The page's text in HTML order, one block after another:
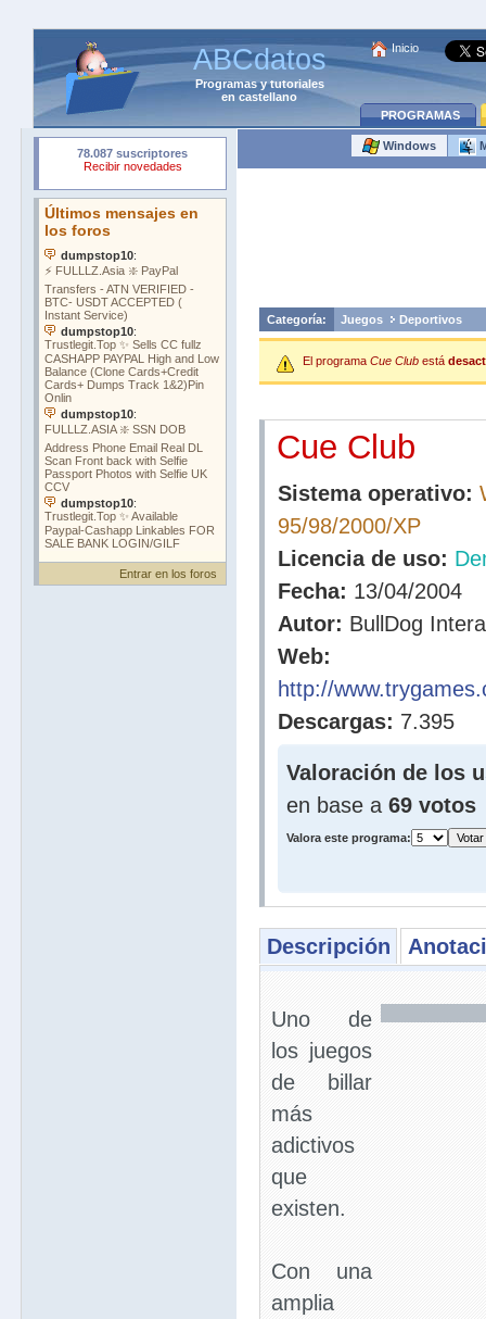
ABCdatos
Programasytutoriales
en castellano
Inicio
PROGRAMAS
Entrar en los foros
Windows
Categoría: Juegos Deportivos
El programa Cue Club está
Cue Club
Sistema operativo:
95/98/2000/XP
Licencia de uso:
Fecha: 13/04/2004
Autor: BullDog
Web:
http://
Descargas: 7.395
Valoración de los
en base a 69 votos
Valora este programa:
Descripción
Uno de
los juegos
de billar
más
adictivos
que
existen.
Con una
amplia